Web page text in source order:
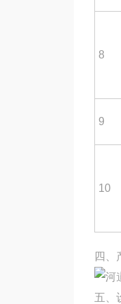
8
9
10
四、
五、